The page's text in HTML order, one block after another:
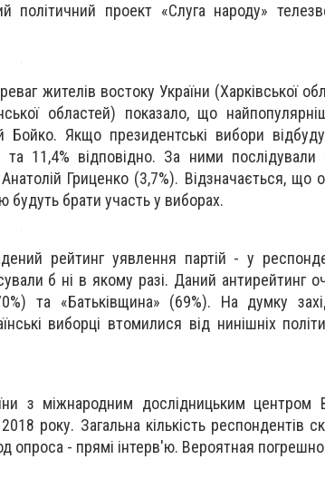
політичний проект «Слуга народу»
жителів востоку України (Харківської
областей) показало, що
Якщо президентські вибори
11,4% відповідно. За ними послідували
Гриценко (3,7%). Відзначається, що
будуть брати участь у виборах.
рейтинг уявлення партій - у
б ні в якому разі. Даний антирейтинг
та «Батьківщина» (69%). На думку
виборці втомилися від нинішніх
з міжнародним дослідницьким центром
року. Загальна кількість респондентів
опроса - прямі інтерв'ю. Вероятная